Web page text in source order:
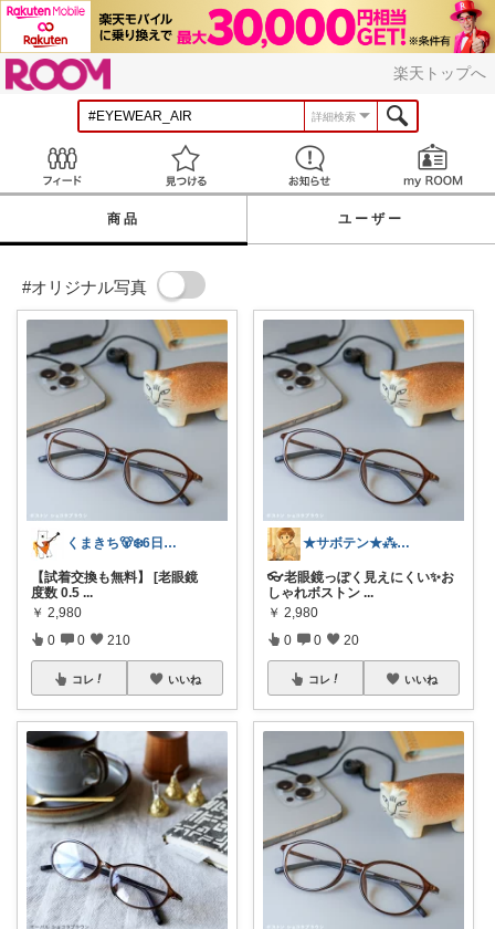
楽天トップへ
詳細検索
見つける お知らせ
商品 ユーザー
#オリジナル写真
くまきち🐻‍❄️6日購入感謝🌻
【試着交換も無料】 [老眼鏡
度数 0.5 ...
￥ 2,980
0 0 210
コレ いいね
★サボテン★⁂主婦がほしいものを紹介⁂
👓老眼鏡っぽく見えにくい✨お
しゃれボストン ...
￥ 2,980
0 0 20
コレ いいね